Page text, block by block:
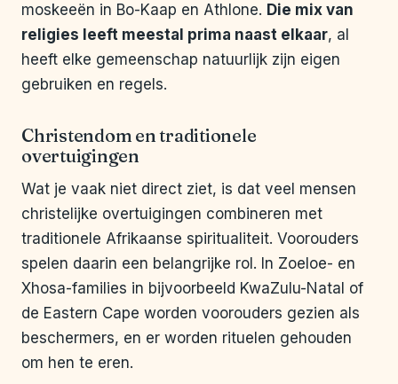
moskeeën in Bo-Kaap en Athlone. Die mix van
religies leeft meestal prima naast elkaar, al
heeft elke gemeenschap natuurlijk zijn eigen
gebruiken en regels.
Christendom en traditionele
overtuigingen
Wat je vaak niet direct ziet, is dat veel mensen
christelijke overtuigingen combineren met
traditionele Afrikaanse spiritualiteit. Voorouders
spelen daarin een belangrijke rol. In Zoeloe- en
Xhosa-families in bijvoorbeeld KwaZulu-Natal of
de Eastern Cape worden voorouders gezien als
beschermers, en er worden rituelen gehouden
om hen te eren.